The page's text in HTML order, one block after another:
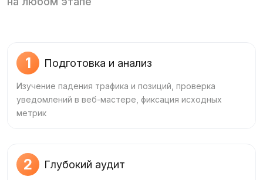
1 Подготовка и анализ
Изучение падения трафика и позиций, проверка
уведомлений в веб‑мастере, фиксация исходных
метрик
2 Глубокий аудит